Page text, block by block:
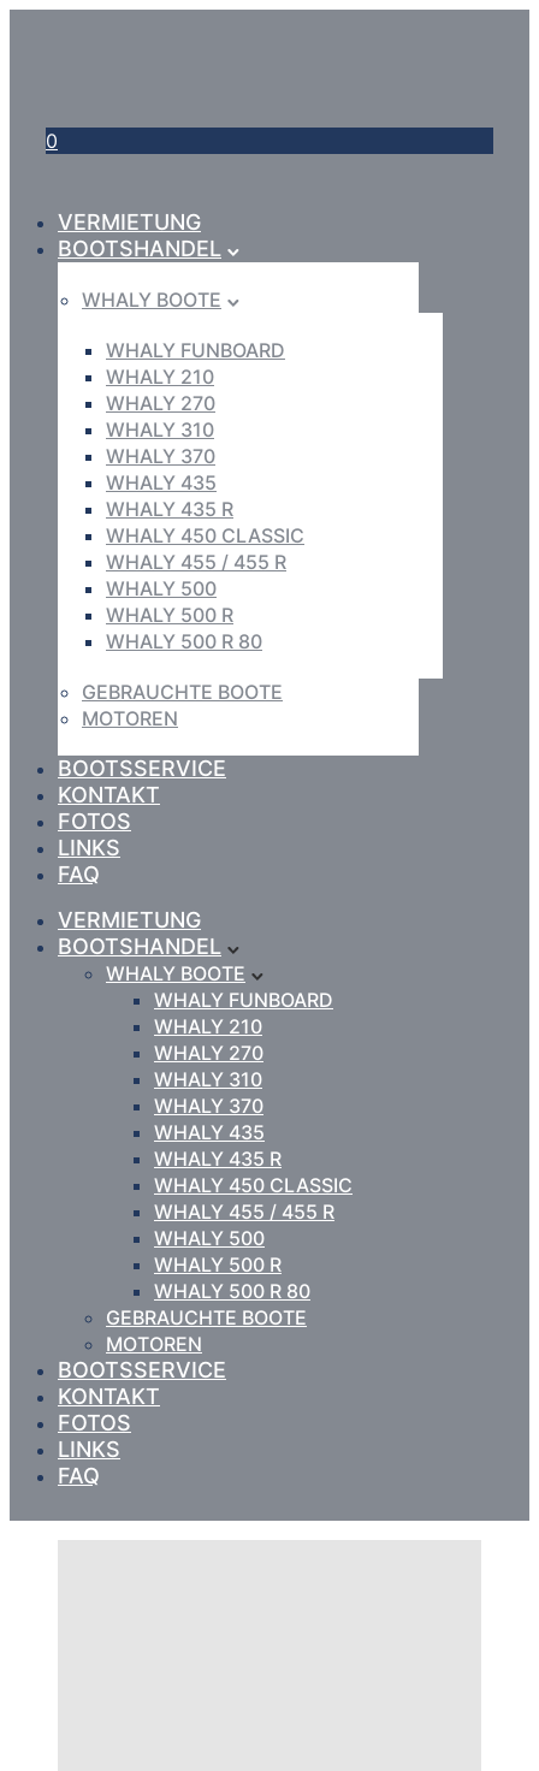
0
VERMIETUNG
BOOTSHANDEL
WHALY BOOTE
WHALY FUNBOARD
WHALY 210
WHALY 270
WHALY 310
WHALY 370
WHALY 435
WHALY 435 R
WHALY 450 CLASSIC
WHALY 455 / 455 R
WHALY 500
WHALY 500 R
WHALY 500 R 80
GEBRAUCHTE BOOTE
MOTOREN
BOOTSSERVICE
KONTAKT
FOTOS
LINKS
FAQ
VERMIETUNG
BOOTSHANDEL
WHALY BOOTE
WHALY FUNBOARD
WHALY 210
WHALY 270
WHALY 310
WHALY 370
WHALY 435
WHALY 435 R
WHALY 450 CLASSIC
WHALY 455 / 455 R
WHALY 500
WHALY 500 R
WHALY 500 R 80
GEBRAUCHTE BOOTE
MOTOREN
BOOTSSERVICE
KONTAKT
FOTOS
LINKS
FAQ